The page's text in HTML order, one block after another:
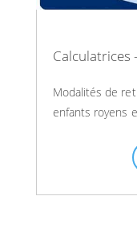
Calculatrices -
Modalités de
enfants royens